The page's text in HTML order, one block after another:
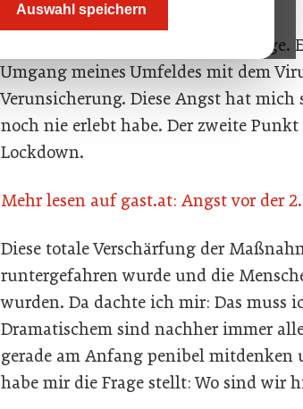
Auswahl speichern
schreiben?
Peter Zellmann: Es waren zwei Dinge.
Umgang meines Umfeldes mit dem
Verunsicherung. Diese Angst hat
noch nie erlebt habe. Der zweite
Lockdown.
Mehr lesen auf gast.at: Angst vor der
Diese totale Verschärfung der
runtergefahren wurde und die
wurden. Da dachte ich mir: Das muss
Dramatischem sind nachher immer
gerade am Anfang penibel
habe mir die Frage stellt: Wo sind wir